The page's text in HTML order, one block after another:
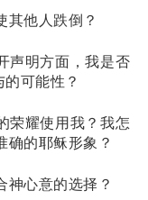
其他人跌倒？
声明方面，我是否
可能性？
荣耀使用我？我怎
确的耶稣形象？
神心意的选择？